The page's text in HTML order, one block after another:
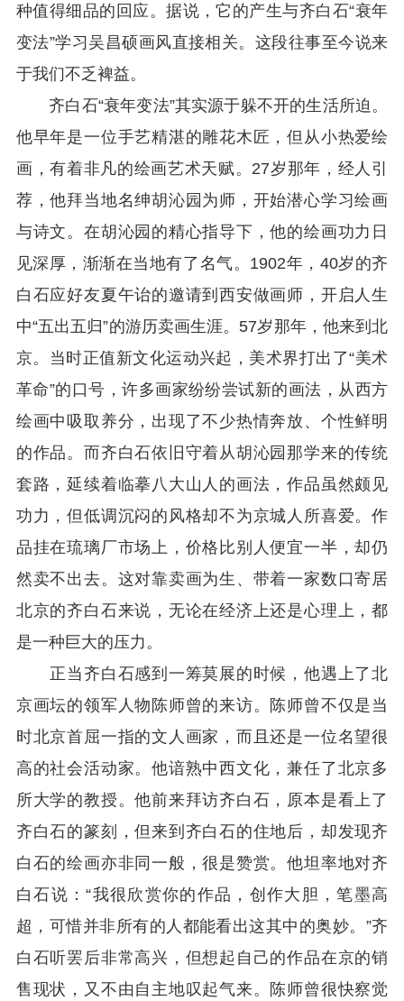
种值得细品的回应。据说，它的产生与齐白石“衰年
变法”学习吴昌硕画风直接相关。这段往事至今说来
于我们不乏裨益。
齐白石“衰年变法”其实源于躲不开的生活所迫。
他早年是一位手艺精湛的雕花木匠，但从小热爱绘
画，有着非凡的绘画艺术天赋。27岁那年，经人引
荐，他拜当地名绅胡沁园为师，开始潜心学习绘画
与诗文。在胡沁园的精心指导下，他的绘画功力日
见深厚，渐渐在当地有了名气。1902年，40岁的齐
白石应好友夏午诒的邀请到西安做画师，开启人生
中“五出五归”的游历卖画生涯。57岁那年，他来到北
京。当时正值新文化运动兴起，美术界打出了“美术
革命”的口号，许多画家纷纷尝试新的画法，从西方
绘画中吸取养分，出现了不少热情奔放、个性鲜明
的作品。而齐白石依旧守着从胡沁园那学来的传统
套路，延续着临摹八大山人的画法，作品虽然颇见
功力，但低调沉闷的风格却不为京城人所喜爱。作
品挂在琉璃厂市场上，价格比别人便宜一半，却仍
然卖不出去。这对靠卖画为生、带着一家数口寄居
北京的齐白石来说，无论在经济上还是心理上，都
是一种巨大的压力。
正当齐白石感到一筹莫展的时候，他遇上了北
京画坛的领军人物陈师曾的来访。陈师曾不仅是当
时北京首屈一指的文人画家，而且还是一位名望很
高的社会活动家。他谙熟中西文化，兼任了北京多
所大学的教授。他前来拜访齐白石，原本是看上了
齐白石的篆刻，但来到齐白石的住地后，却发现齐
白石的绘画亦非同一般，很是赞赏。他坦率地对齐
白石说：“我很欣赏你的作品，创作大胆，笔墨高
超，可惜并非所有的人都能看出这其中的奥妙。”齐
白石听罢后非常高兴，但想起自己的作品在京的销
售现状，又不由自主地叹起气来。陈师曾很快察觉